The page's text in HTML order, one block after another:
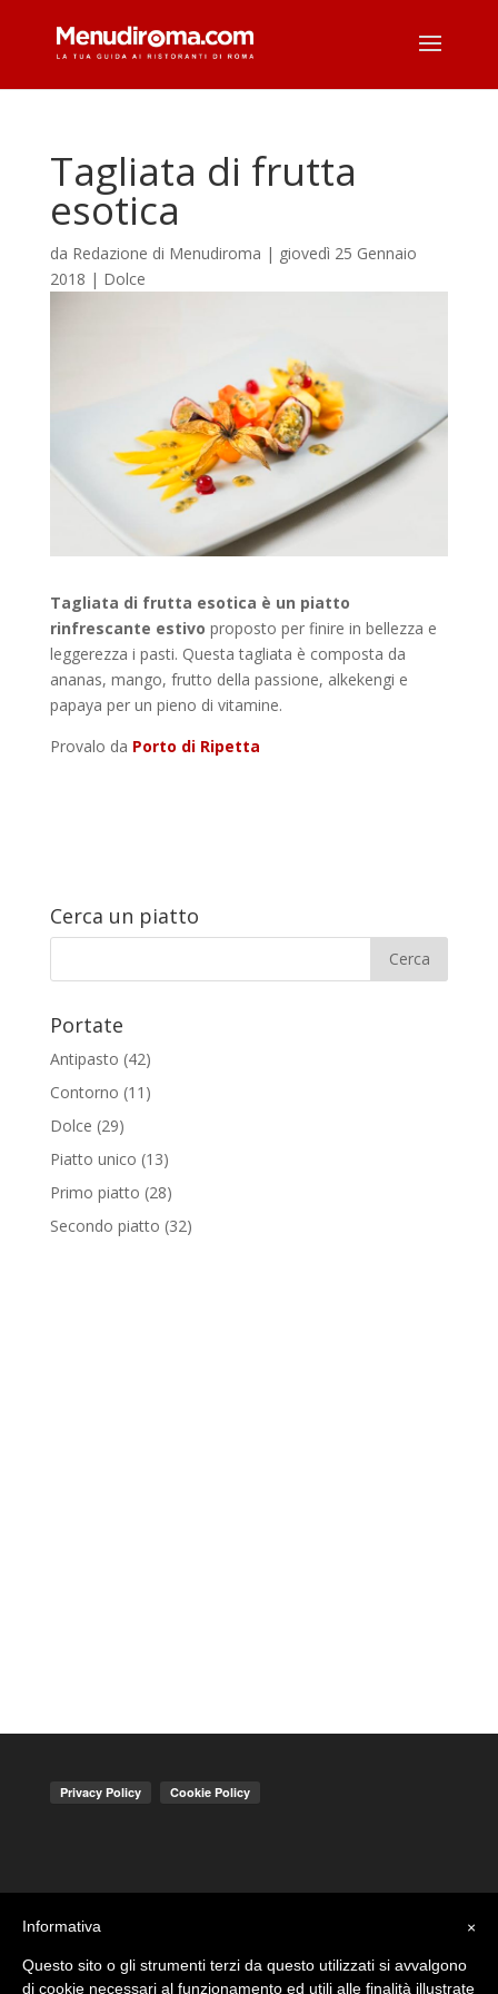
Tagliata di frutta
esotica
da Redazione di Menudiroma | giovedì 25 Gennaio
2018 | Dolce
Tagliata di frutta esotica è un piatto
rinfrescante estivo proposto per finire in bellezza e
leggerezza i pasti. Questa tagliata è composta da
ananas, mango, frutto della passione, alkekengi e
papaya per un pieno di vitamine.
Provalo da Porto di Ripetta
Cerca un piatto
Portate
Antipasto (42)
Contorno (11)
Dolce (29)
Piatto unico (13)
Primo piatto (28)
Secondo piatto (32)
×
Informativa
Questo sito o gli strumenti terzi da questo utilizzati si avvalgono
di cookie necessari al funzionamento ed utili alle finalità illustrate